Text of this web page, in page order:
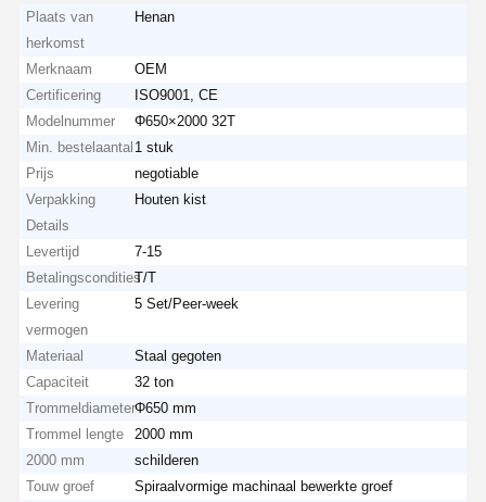
Plaats van
herkomst
Henan
Merknaam
OEM
Certificering
ISO9001, CE
Modelnummer
Φ650×2000 32T
Min. bestelaantal 1 stuk
Prijs
negotiable
Verpakking
Details
Houten kist
Levertijd
7-15
BetalingsconditiesT/T
Levering
vermogen
5 Set/Peer-week
Materiaal
Staal gegoten
Capaciteit
32 ton
TrommeldiameterΦ650 mm
Trommel lengte
2000 mm
2000 mm
schilderen
Touw groef
Spiraalvormige machinaal bewerkte groef